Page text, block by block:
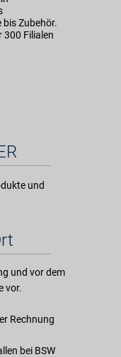
bis Zubehör.
300 Filialen
und
und vor dem
vor.
Rechnung
bei BSW